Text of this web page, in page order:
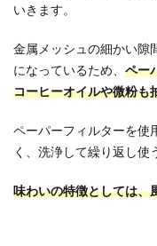
いきます。
金属メッシュの細かい隙
になっているため、 ペー
コーヒーオイルや微粉も
ペーパーフィルターを使
く、洗浄して繰り返し使
味わいの特徴としては、